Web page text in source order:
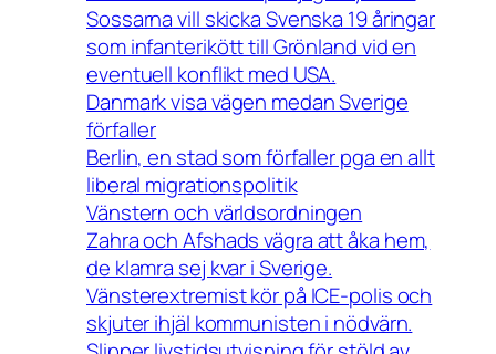
Sossarna vill skicka Svenska 19 åringar
som infanterikött till Grönland vid en
eventuell konflikt med USA.
Danmark visa vägen medan Sverige
förfaller
Berlin, en stad som förfaller pga en allt
liberal migrationspolitik
Vänstern och världsordningen
Zahra och Afshads vägra att åka hem,
de klamra sej kvar i Sverige.
Vänsterextremist kör på ICE-polis och
skjuter ihjäl kommunisten i nödvärn.